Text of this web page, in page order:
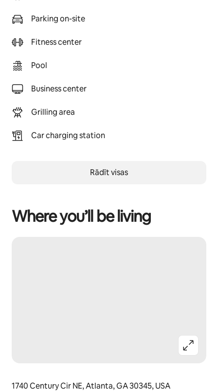
Parking on-site
Fitness center
Pool
Business center
Grilling area
Car charging station
Rādīt visas
Where you’ll be living
1740 Century Cir NE, Atlanta, GA 30345, USA